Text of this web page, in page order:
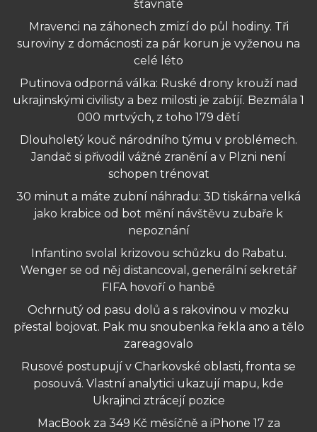
šťavnaté
Mravenci na záhonech zmizí do půl hodiny. Tři
suroviny z domácnosti za pár korun je vyženou na
celé léto
Putinova odporná válka: Ruské drony krouží nad
ukrajinskými civilisty a bez milosti je zabíjí. Bezmála 1
000 mrtvých, z toho 179 dětí
Dlouholetý kouč národního týmu v problémech.
Jandač si přivodil vážné zranění a v Plzni není
schopen trénovat
30 minut a máte zubní náhradu: 3D tiskárna velká
jako krabice od bot mění návštěvu zubaře k
nepoznání
Infantino svolal krizovou schůzku do Rabatu.
Wenger se od něj distancoval, generální sekretář
FIFA hovoří o hanbě
Ochrnutý od pasu dolů a s rakovinou v mozku
přestal bojovat. Pak mu snoubenka řekla ano a tělo
zareagovalo
Rusové postupují v Charkovské oblasti, fronta se
posouvá. Vlastní analytici ukazují mapu, kde
Ukrajinci ztrácejí pozice
MacBook za 349 Kč měsíčně a iPhone 17 za